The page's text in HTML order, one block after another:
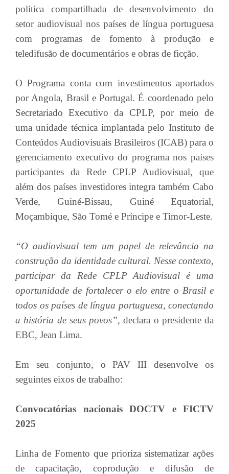
política compartilhada de desenvolvimento do
setor audiovisual nos países de língua portuguesa
com programas de fomento à produção e
teledifusão de documentários e obras de ficção.
O Programa conta com investimentos aportados
por Angola, Brasil e Portugal. É coordenado pelo
Secretariado Executivo da CPLP, por meio de
uma unidade técnica implantada pelo Instituto de
Conteúdos Audiovisuais Brasileiros (ICAB) para o
gerenciamento executivo do programa nos países
participantes da Rede CPLP Audiovisual, que
além dos países investidores integra também Cabo
Verde, Guiné-Bissau, Guiné Equatorial,
Moçambique, São Tomé e Príncipe e Timor-Leste.
“O audiovisual tem um papel de relevância na
construção da identidade cultural. Nesse contexto,
participar da Rede CPLP Audiovisual é uma
oportunidade de fortalecer o elo entre o Brasil e
todos os países de língua portuguesa, conectando
a história de seus povos”, declara o presidente da
EBC, Jean Lima.
Em seu conjunto, o PAV III desenvolve os
seguintes eixos de trabalho:
Convocatórias nacionais DOCTV e FICTV
2025
Linha de Fomento que prioriza sistematizar ações
de capacitação, coprodução e difusão de